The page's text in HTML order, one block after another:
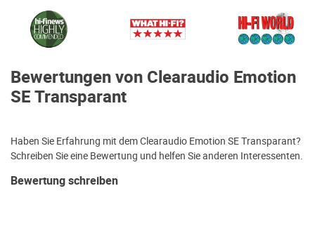
Bewertungen von Clearaudio Emotion
SE Transparant
Haben Sie Erfahrung mit dem Clearaudio Emotion SE Transparant?
Schreiben Sie eine Bewertung und helfen Sie anderen Interessenten.
Bewertung schreiben